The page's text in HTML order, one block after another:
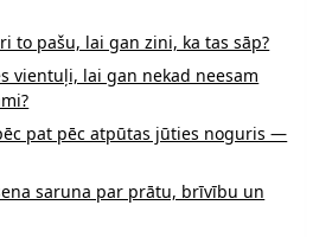
to pašu, lai gan zini, ka tas sāp?
vientuļi, lai gan nekad neesam
pat pēc atpūtas jūties noguris —
saruna par prātu, brīvību un